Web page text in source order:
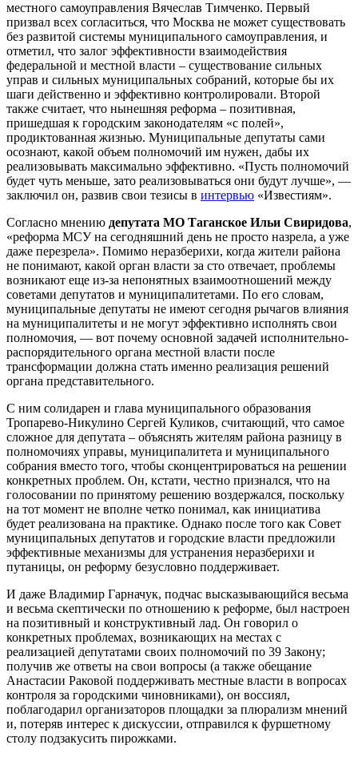
местного самоуправления Вячеслав Тимченко. Первый
призвал всех согласиться, что Москва не может существовать
без развитой системы муниципального самоуправления, и
отметил, что залог эффективности взаимодействия
федеральной и местной власти – существование сильных
управ и сильных муниципальных собраний, которые бы их
шаги действенно и эффективно контролировали. Второй
также считает, что нынешняя реформа – позитивная,
пришедшая к городским законодателям «с полей»,
продиктованная жизнью. Муниципальные депутаты сами
осознают, какой объем полномочий им нужен, дабы их
реализовывать максимально эффективно. «Пусть полномочий
будет чуть меньше, зато реализовываться они будут лучше», —
заключил он, развив свои тезисы в интервью «Известиям».
Согласно мнению депутата МО Таганское Ильи Свиридова,
«реформа МСУ на сегодняшний день не просто назрела, а уже
даже перезрела». Помимо неразберихи, когда жители района
не понимают, какой орган власти за сто отвечает, проблемы
возникают еще из-за непонятных взаимоотношений между
советами депутатов и муниципалитетами. По его словам,
муниципальные депутаты не имеют сегодня рычагов влияния
на муниципалитеты и не могут эффективно исполнять свои
полномочия, — вот почему основной задачей исполнительно-
распорядительного органа местной власти после
трансформации должна стать именно реализация решений
органа представительного.
С ним солидарен и глава муниципального образования
Тропарево-Никулино Сергей Куликов, считающий, что самое
сложное для депутата – объяснять жителям района разницу в
полномочиях управы, муниципалитета и муниципального
собрания вместо того, чтобы сконцентрироваться на решении
конкретных проблем. Он, кстати, честно признался, что на
голосовании по принятому решению воздержался, поскольку
на тот момент не вполне четко понимал, как инициатива
будет реализована на практике. Однако после того как Совет
муниципальных депутатов и городские власти предложили
эффективные механизмы для устранения неразберихи и
путаницы, он реформу безусловно поддерживает.
И даже Владимир Гарначук, подчас высказывающийся весьма
и весьма скептически по отношению к реформе, был настроен
на позитивный и конструктивный лад. Он говорил о
конкретных проблемах, возникающих на местах с
реализацией депутатами своих полномочий по 39 Закону;
получив же ответы на свои вопросы (а также обещание
Анастасии Раковой поддерживать местные власти в вопросах
контроля за городскими чиновниками), он воссиял,
поблагодарил организаторов площадки за плюрализм мнений
и, потеряв интерес к дискуссии, отправился к фуршетному
столу подзакусить пирожками.